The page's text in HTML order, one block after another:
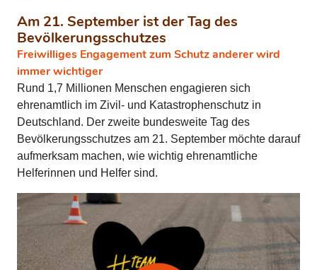
Am 21. September ist der Tag des
Bevölkerungsschutzes
Freiwilliges Engagement zum Schutz anderer wird
immer wichtiger
Rund 1,7 Millionen Menschen engagieren sich
ehrenamtlich im Zivil- und Katastrophenschutz in
Deutschland. Der zweite bundesweite Tag des
Bevölkerungsschutzes am 21. September möchte darauf
aufmerksam machen, wie wichtig ehrenamtliche
Helferinnen und Helfer sind.